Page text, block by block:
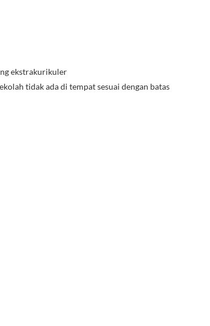
ekstrakurikuler
tidak ada di tempat sesuai dengan batas